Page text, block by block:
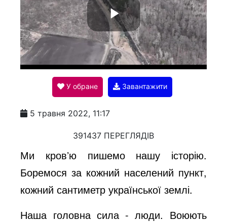
P
l
a
y
V
i
У обране Завантажити
5 травня 2022, 11:17
391437 ПЕРЕГЛЯДІВ
Ми кровʼю пишемо нашу історію.
Боремося за кожний населений пункт,
кожний сантиметр української землі.
Наша головна сила - люди. Воюють